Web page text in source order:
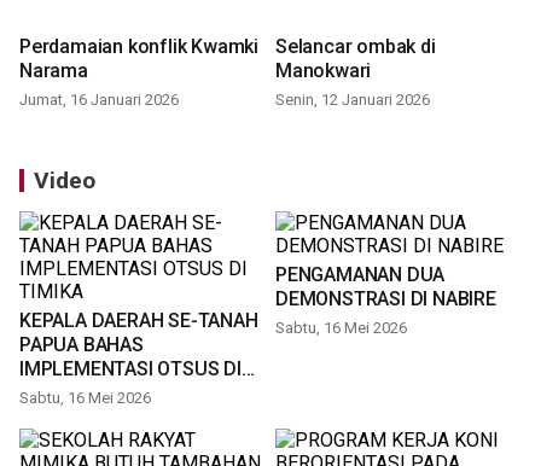
Perdamaian konflik Kwamki
Narama
Jumat, 16 Januari 2026
Selancar ombak di
Manokwari
Senin, 12 Januari 2026
Video
KEPALA DAERAH SE-TANAH
PAPUA BAHAS
IMPLEMENTASI OTSUS DI
TIMIKA
Sabtu, 16 Mei 2026
PENGAMANAN DUA
DEMONSTRASI DI NABIRE
Sabtu, 16 Mei 2026